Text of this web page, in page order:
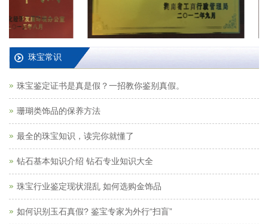
珠宝常识
珠宝鉴定证书是真是假？一招教你鉴别真假。
珊瑚类饰品的保养方法
最全的珠宝知识，读完你就懂了
钻石基本知识介绍 钻石专业知识大全
珠宝行业鉴定现状混乱 如何选购金饰品
如何识别玉石真假? 鉴宝专家为外行“扫盲”